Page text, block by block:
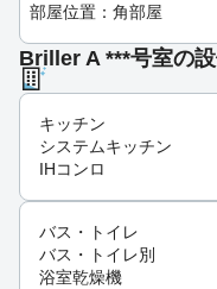
部屋位置：角部屋
Briller A ***号室の
キッチン
システムキッチン
IHコンロ
バス・トイレ
バス・トイレ別
浴室乾燥機